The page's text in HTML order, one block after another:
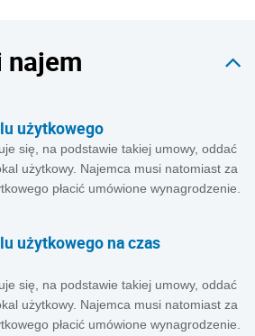
najem
użytkowego
się, na podstawie takiej umowy, oddać
użytkowy. Najemca musi natomiast za
płacić umówione wynagrodzenie.
użytkowego na czas
się, na podstawie takiej umowy, oddać
użytkowy. Najemca musi natomiast za
płacić umówione wynagrodzenie.